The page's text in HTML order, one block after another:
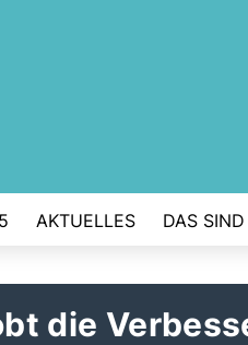
AKTUELLES DAS
die